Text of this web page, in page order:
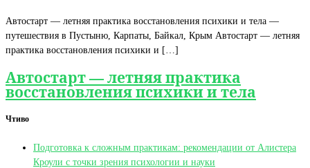
Автостарт — летняя практика восстановления психики и тела —
путешествия в Пустыню, Карпаты, Байкал, Крым Автостарт — летняя
практика восстановления психики и […]
Автостарт — летняя практика
восстановления психики и тела
Чтиво
Подготовка к сложным практикам: рекомендации от Алистера
Кроули с точки зрения психологии и науки